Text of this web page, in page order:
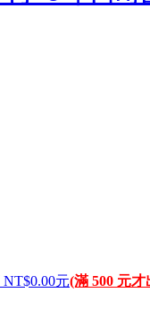
元(滿 500 元才